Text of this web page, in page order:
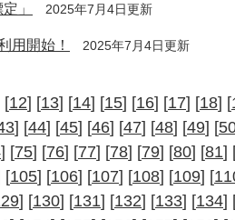
」 2025年7月4日更新
用開始！ 2025年7月4日更新
[12] [13] [14] [15] [16] [17] [18] [
] [44] [45] [46] [47] [48] [49] [
] [75] [76] [77] [78] [79] [80] [81]
[105] [106] [107] [108] [109] [
] [130] [131] [132] [133] [134]